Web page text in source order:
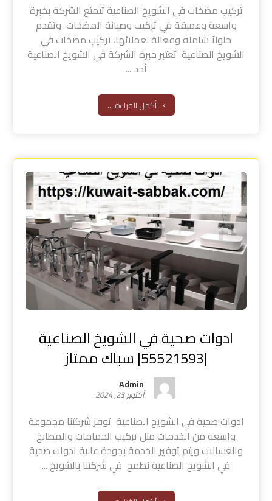
تركيب مضخات في الشويخ الصناعية تتمتع الشركة بخبرة
واسعة وعميقة في تركيب وصيانة المضخات وتقدم
حلولاً شاملة وفعالة لعملائها. تركيب مضخات في
الشويخ الصناعية تعتبر خبرة الشركة في الشويخ الصناعية
أحد ...
أكمل القراءة ...
ادوات صحية في الشويخ الصناعية
|55521593| سباك ممتاز
Admin
أكتوبر 23, 2024
ادوات صحية في الشويخ الصناعية توفر شركتنا مجموعة
واسعة من الخدمات مثل تركيب الحمامات والمطابخ
والغسالات ويتم توفير الخدمة بجودة عالية ادوات صحية
في الشويخ الصناعية نطمح في شركتنا بالشويخ ...